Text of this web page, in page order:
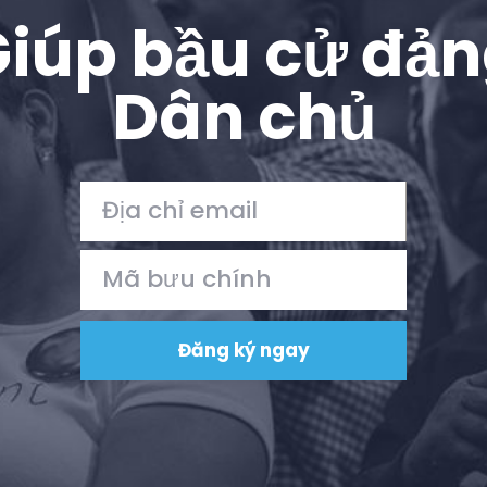
bầu cử
Dân chủ